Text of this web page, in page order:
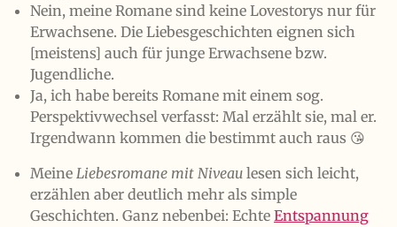
Nein, meine Romane sind keine Lovestorys nur für
Erwachsene. Die Liebesgeschichten eignen sich
[meistens] auch für junge Erwachsene bzw.
Jugendliche.
Ja, ich habe bereits Romane mit einem sog.
Perspektivwechsel verfasst: Mal erzählt sie, mal er.
Irgendwann kommen die bestimmt auch raus 😘
Meine Liebesromane mit Niveau lesen sich leicht,
erzählen aber deutlich mehr als simple
Geschichten. Ganz nebenbei: Echte Entspannung